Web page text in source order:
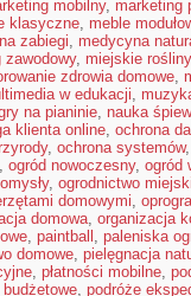
mobilny, marketing
klasyczne, meble
zabiegi, medycyna
zawodowy, miejskie rośliny
zdrowia domowe,
w edukacji,
na pianinie, nauka
klienta online, ochrona
, ochrona systemów
, ogród nowoczesny, ogród
, ogrodnictwo
domowymi,
domowa, organizacja
, paintball , paleniska
domowe, pielęgnacja
, płatności mobilne,
, podróże